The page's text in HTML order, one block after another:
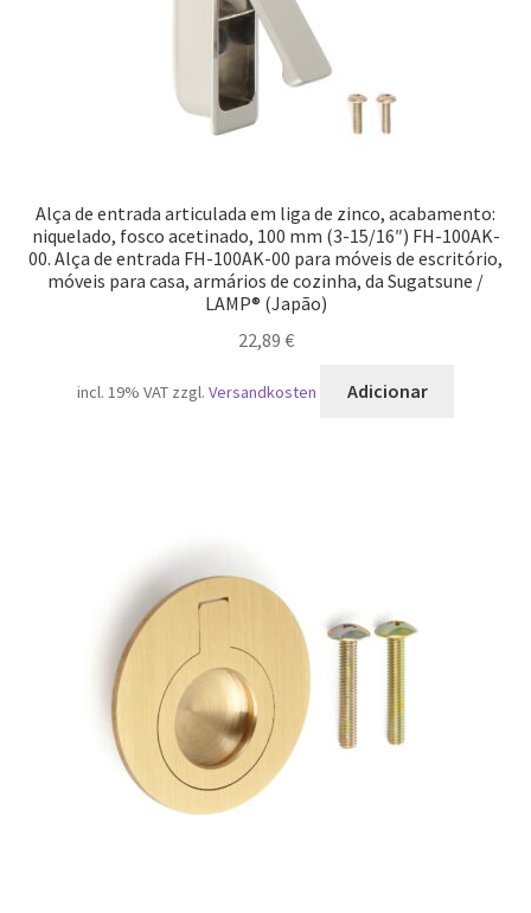
Alça de entrada articulada em liga de zinco, acabamento:
niquelado, fosco acetinado, 100 mm (3-15/16″) FH-100AK-
00. Alça de entrada FH-100AK-00 para móveis de escritório,
móveis para casa, armários de cozinha, da Sugatsune /
LAMP® (Japão)
22,89 €
incl. 19% VAT zzgl. Versandkosten Adicionar